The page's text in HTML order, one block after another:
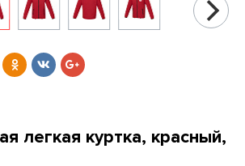
легкая куртка, красный,